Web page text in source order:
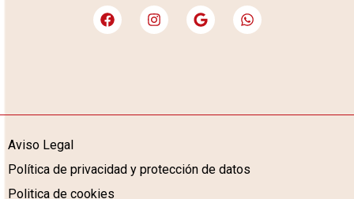
Aviso Legal
Política de privacidad y protección de datos
Politica de cookies